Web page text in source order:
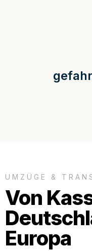
UMZÜGE &
Von
Europa